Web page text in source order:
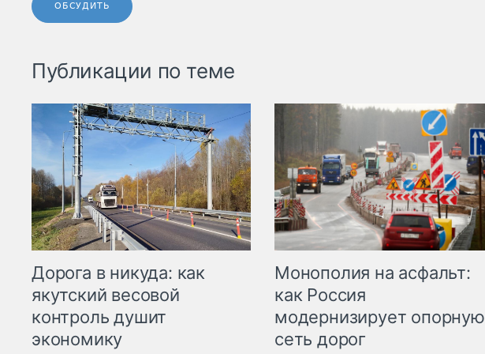
ОБСУДИТЬ
Публикации по теме
Дорога в никуда: как
якутский весовой
контроль душит
экономику
Монополия на асфальт:
как Россия
модернизирует опорную
сеть дорог